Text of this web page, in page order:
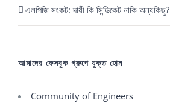
এলপিজি সংকট: দায়ী কি সিন্ডিকেট নাকি অন্যকিছু?
আমাদের ফেসবুক গ্রুপে যুক্ত হোন
Community of Engineers